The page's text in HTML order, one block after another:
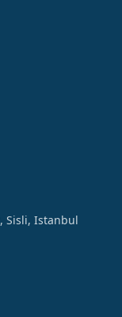
, Sisli, Istanbul